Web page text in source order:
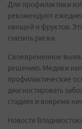
Для профилактики
рекомендуют
овощей и фруктов.
снизить риски.
Своевременное
решению. Медики
профилактические
диагностировать
стадиях и вовремя
Новости